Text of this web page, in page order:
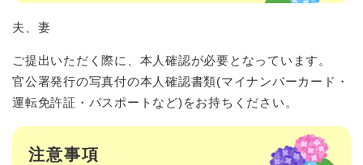
夫、妻
ご提出いただく際に、本人確認が必要となっています。
官公署発行の写真付の本人確認書類(マイナンバーカード・
運転免許証・パスポートなど)をお持ちください。
注意事項